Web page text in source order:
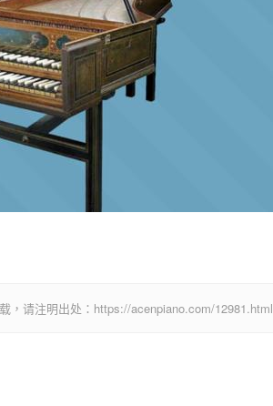
，请注明出处：https://acenpiano.com/12981.html